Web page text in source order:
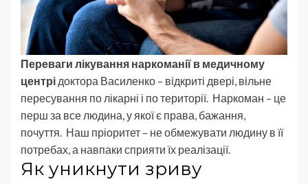
Переваги лікування наркоманії в медичному
центрі доктора Василенко – відкриті двері, вільне
пересування по лікарні і по території. Наркоман – це
перш за все людина, у якої є права, бажання,
почуття. Наш пріоритет – не обмежувати людину в її
потребах, а навпаки сприяти їх реалізації.
Як уникнути зриву